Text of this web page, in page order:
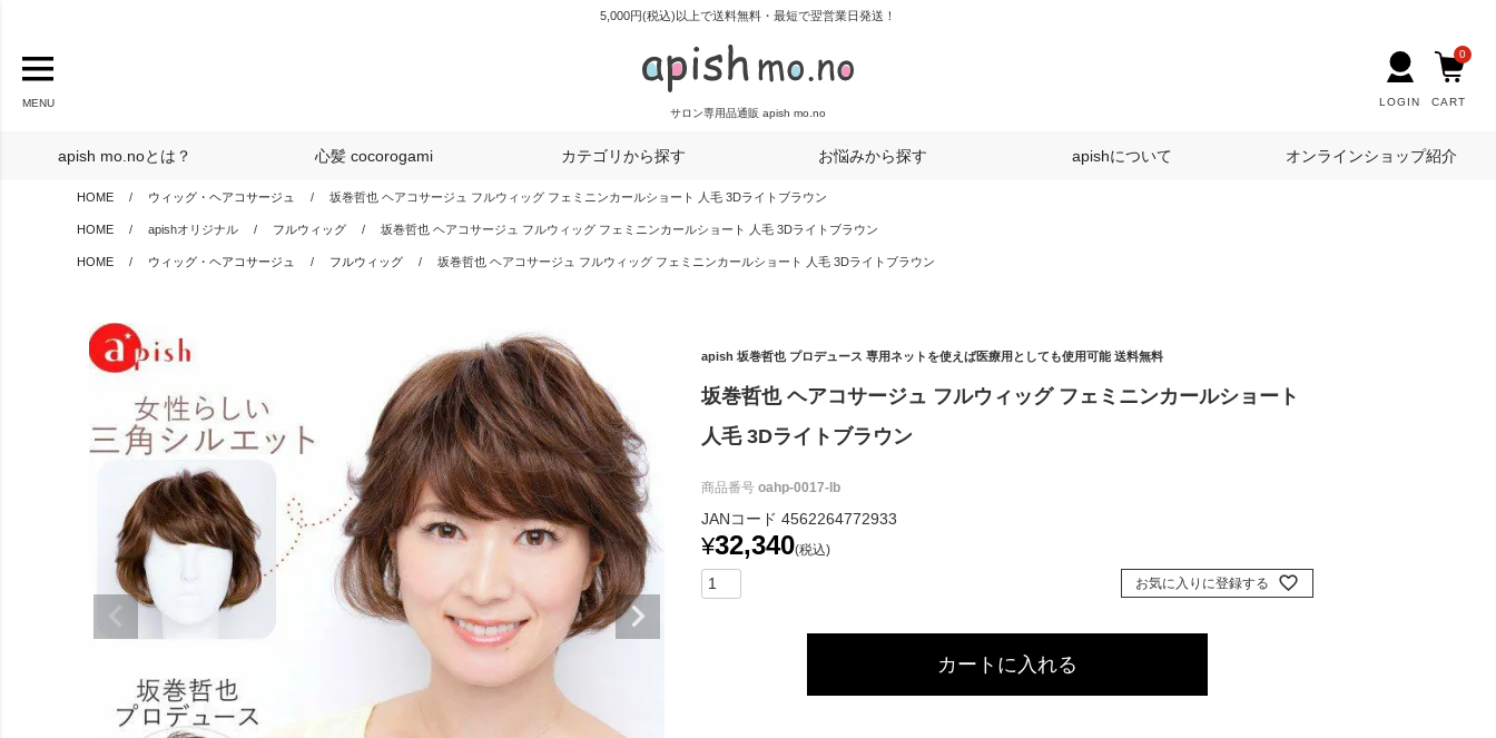
5,000円(税込)以上で送料無料・最短で翌営業日発送！
サロン専用品通販 apish mo.no
MENU LOGIN CART
0
apish mo.noとは？ 心髪 cocorogami カテゴリから探す お悩みから探す apishについて オンラインショップ紹介
HOME ウィッグ・ヘアコサージュ 坂巻哲也 ヘアコサージュ フルウィッグ フェミニンカールショート 人毛 3Dライトブラウン
HOME apishオリジナル フルウィッグ 坂巻哲也 ヘアコサージュ フルウィッグ フェミニンカールショート 人毛 3Dライトブラウン
HOME ウィッグ・ヘアコサージュ フルウィッグ 坂巻哲也 ヘアコサージュ フルウィッグ フェミニンカールショート 人毛 3Dライトブラウン
apish 坂巻哲也 プロデュース 専用ネットを使えば医療用としても使用可能 送料無料
坂巻哲也 ヘアコサージュ フルウィッグ フェミニンカールショート
人毛 3Dライトブラウン
商品番号 oahp-0017-lb
JANコード 4562264772933
¥32,340 税込
お気に入りに登録する
カートに入れる